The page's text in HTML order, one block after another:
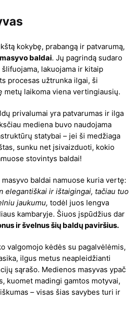
kokybę, prabangą ir patvarumą,
baldai. Jų pagrindą sudaro
lakuojama ir kitaip
procesas užtrunka ilgai, ši
metų laikoma viena vertingiausių.
privalumai yra patvarumas ir ilga
mediena buvo naudojama
statybai – jei ši medžiaga
sunku net įsivaizduoti, kokio
stovintys baldai!
baldai namuose kuria vertę:
elegantiškai ir ištaigingai, tačiau tuo
jaukumu, todėl juos lengva
kambaryje. Šiuos įspūdžius dar
ir švelnus šių baldų paviršius.
valgomojo kėdės su pagalvėlėmis,
ilgus metus neapleidžianti
sąrašo. Medienos masyvas ypač
kuomet madingi gamtos motyvai,
– visas šias savybes turi ir